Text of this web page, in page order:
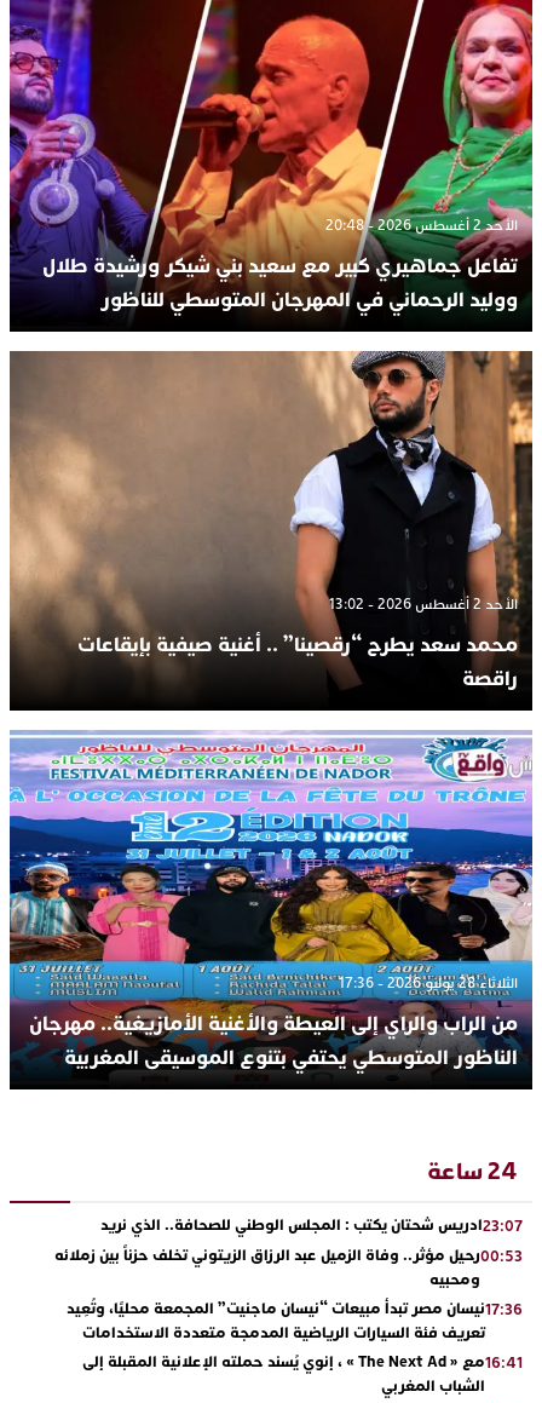
الأحد 2 أغسطس 2026 - 20:48
تفاعل جماهيري كبير مع سعيد بني شيكر ورشيدة طلال
ووليد الرحماني في المهرجان المتوسطي للناظور
الأحد 2 أغسطس 2026 - 13:02
محمد سعد يطرح “رقصينا” .. أغنية صيفية بإيقاعات
راقصة
الثلاثاء 28 يوليو 2026 - 17:36
من الراب والراي إلى العيطة والأغنية الأمازيغية.. مهرجان
الناظور المتوسطي يحتفي بتنوع الموسيقى المغربية
24 ساعة
23:07ادريس شحتان يكتب : المجلس الوطني للصحافة.. الذي نريد
00:53رحيل مؤثر.. وفاة الزميل عبد الرزاق الزيتوني تخلف حزناً بين زملائه
ومحبيه
17:36نيسان مصر تبدأ مبيعات “نيسان ماجنيت” المجمعة محليًا، وتُعِيد
تعريف فئة السيارات الرياضية المدمجة متعددة الاستخدامات
16:41
مع « The Next Ad » ، إنوي يُسند حملته الإعلانية المقبلة إلى
الشباب المغربي